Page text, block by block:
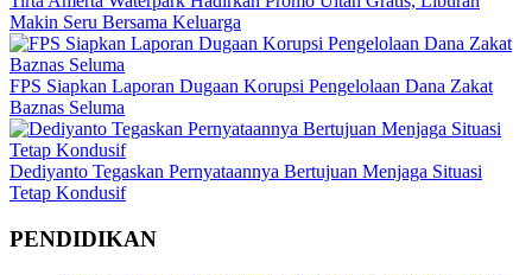
Makin Seru Bersama Keluarga
FPS Siapkan Laporan Dugaan Korupsi Pengelolaan Dana Zakat
Baznas Seluma
Dediyanto Tegaskan Pernyataannya Bertujuan Menjaga Situasi
Tetap Kondusif
PENDIDIKAN